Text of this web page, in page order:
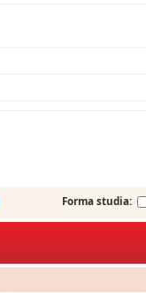
Forma studia: